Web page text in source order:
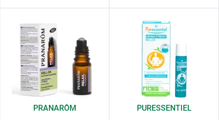
PRANARÔM
PURESSENTIEL